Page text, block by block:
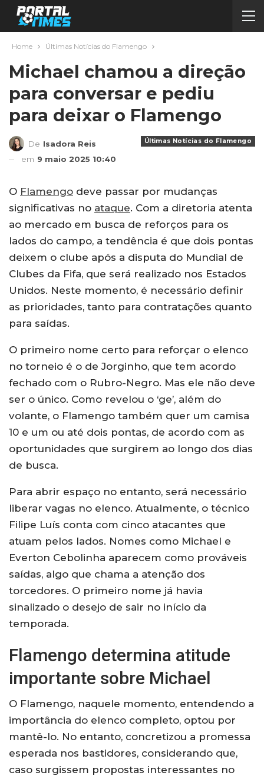
Home Últimas Notícias do Flamengo
Michael chamou a direção
para conversar e pediu
para deixar o Flamengo
Últimas Notícias do Flamengo
De Isadora Reis
em 9 maio 2025 10:40
O Flamengo deve passar por mudanças
significativas no ataque. Com a diretoria atenta
ao mercado em busca de reforços para os
lados do campo, a tendência é que dois pontas
deixem o clube após a disputa do Mundial de
Clubes da Fifa, que será realizado nos Estados
Unidos. Neste momento, é necessário definir
as prioridades, tanto para contratações quanto
para saídas.
O primeiro nome certo para reforçar o elenco
no torneio é o de Jorginho, que tem acordo
fechado com o Rubro-Negro. Mas ele não deve
ser o único. Como revelou o ‘ge’, além do
volante, o Flamengo também quer um camisa
10 e um ou até dois pontas, de acordo com as
oportunidades que surgirem ao longo dos dias
de busca.
Para abrir espaço no entanto, será necessário
liberar vagas no elenco. Atualmente, o técnico
Filipe Luís conta com cinco atacantes que
atuam pelos lados. Nomes como Michael e
Everton Cebolinha aparecem como prováveis
saídas, algo que chama a atenção dos
torcedores. O primeiro nome já havia
sinalizado o desejo de sair no início da
temporada.
Flamengo determina atitude
importante sobre Michael
O Flamengo, naquele momento, entendendo a
importância do elenco completo, optou por
mantê-lo. No entanto, concretizou a promessa
esperada nos bastidores, considerando que,
caso surgissem propostas interessantes no